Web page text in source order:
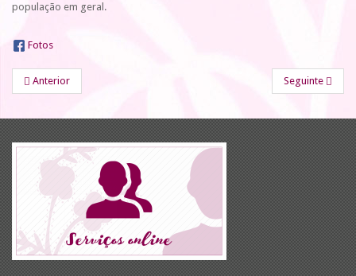
população em geral.
Fotos
Anterior Seguinte